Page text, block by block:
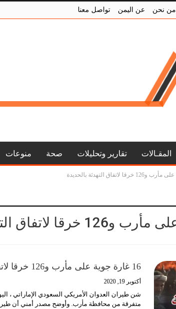
من نحن عن اليمن تواصل معنا
المقـالات تقارير وتحليلات صحة منوعات
16 غارة جوية على مأرب و126 خرقا لاتفاق التهدئة بالحديدة
أكتوبر 19, 2020
متفرقة من محافظة مأرب.